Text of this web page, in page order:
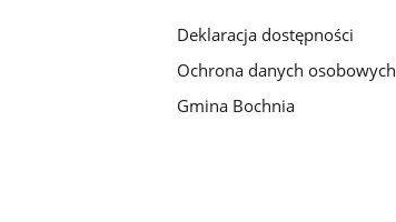
Deklaracja dostępności
Ochrona danych osobowych
Gmina Bochnia